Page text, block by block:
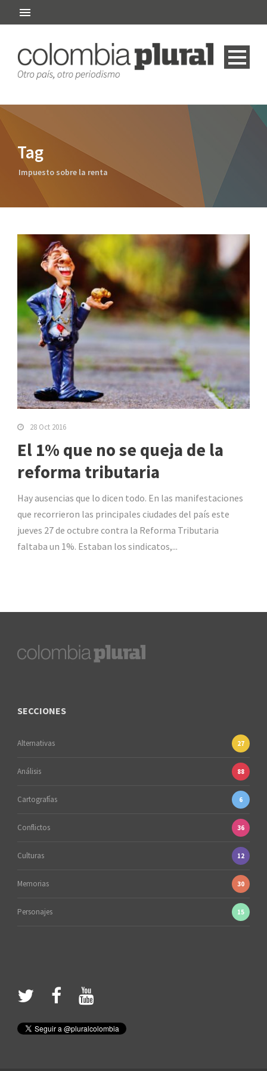
Tag
Impuesto sobre la renta
28 Oct 2016
El 1% que no se queja de la
reforma tributaria
Hay ausencias que lo dicen todo. En las manifestaciones
que recorrieron las principales ciudades del país este
jueves 27 de octubre contra la Reforma Tributaria
faltaba un 1%. Estaban los sindicatos,...
SECCIONES
Alternativas 27
Análisis 88
Cartografías 6
Conflictos 36
Culturas 12
Memorias 30
Personajes 15